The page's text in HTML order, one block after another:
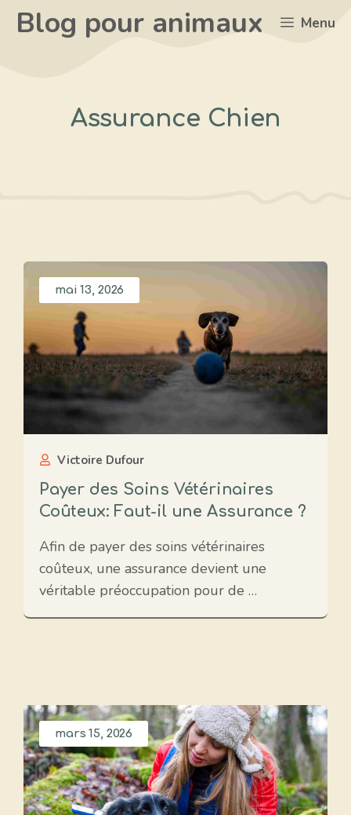
AllerBlog pour animaux Menu
Assurance Chien
mai 13, 2026
Victoire Dufour
Payer des Soins Vétérinaires
Coûteux: Faut-il une Assurance ?
Afin de payer des soins vétérinaires
coûteux, une assurance devient une
véritable préoccupation pour de …
mars 15, 2026